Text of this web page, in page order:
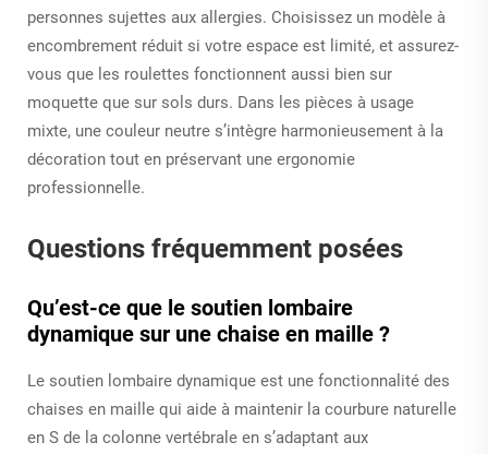
personnes sujettes aux allergies. Choisissez un modèle à
encombrement réduit si votre espace est limité, et assurez-
vous que les roulettes fonctionnent aussi bien sur
moquette que sur sols durs. Dans les pièces à usage
mixte, une couleur neutre s’intègre harmonieusement à la
décoration tout en préservant une ergonomie
professionnelle.
Questions fréquemment posées
Qu’est-ce que le soutien lombaire
dynamique sur une chaise en maille ?
Le soutien lombaire dynamique est une fonctionnalité des
chaises en maille qui aide à maintenir la courbure naturelle
en S de la colonne vertébrale en s’adaptant aux